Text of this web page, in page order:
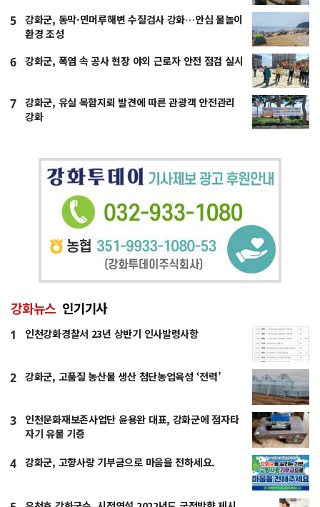
5
강화군, 동막·민머루해변 수질검사 강화…안심 물놀이
환경 조성
6 강화군, 폭염 속 공사 현장 야외 근로자 안전 점검 실시
7
강화군, 유실 목함지뢰 발견에 따른 관광객 안전관리
강화
강화뉴스 인기기사
1 인천강화경찰서 23년 상반기 인사발령사항
2 강화군, 고품질 농산물 생산 첨단농업육성 ‘전력’
3
인천문화재보존사업단 윤용완 대표, 강화군에 점자타
자기 유물 기증
4 강화군, 고향사랑 기부금으로 마음을 전하세요.